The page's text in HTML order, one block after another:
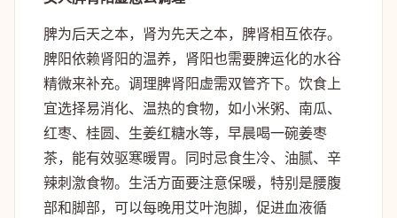
脾为后天之本，肾为先天之本，脾肾相互依存。
脾阳依赖肾阳的温养，肾阳也需要脾运化的水谷
精微来补充。调理脾肾阳虚需双管齐下。饮食上
宜选择易消化、温热的食物，如小米粥、南瓜、
红枣、桂圆、生姜红糖水等，早晨喝一碗姜枣
茶，能有效驱寒暖胃。同时忌食生冷、油腻、辛
辣刺激食物。生活方面要注意保暖，特别是腰腹
部和脚部，可以每晚用艾叶泡脚，促进血液循